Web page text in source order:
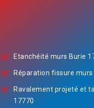
Etanchéité murs Burie
Réparation fissure murs
Ravalement projeté et
17770